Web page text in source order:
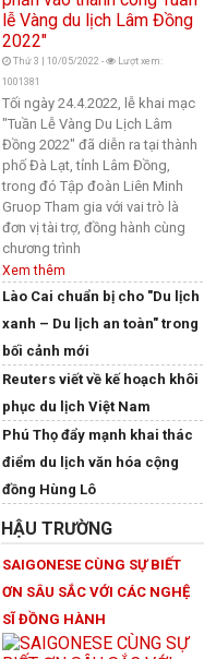
Thứ 3 | 10/05/2022 -
Lượt xem:
1001381
Tối ngày 24.4.2022, lễ khai mạc
"Tuần Lễ Vàng Du Lịch Lâm
Đồng 2022" đã diễn ra tại thành
phố Đà Lạt, tỉnh Lâm Đồng,
trong đó Tập đoàn Liên Minh
Gruop Tham gia với vai trò là
đơn vị tài trợ, đồng hành cùng
chương trình
Xem thêm
Lào Cai chuẩn bị cho "Du lịch
xanh – Du lịch an toàn" trong
bối cảnh mới
Reuters viết về kế hoạch khôi
phục du lịch Việt Nam
Phú Thọ đẩy mạnh khai thác
điểm du lịch văn hóa cộng
đồng Hùng Lô
HẬU TRƯỜNG
SAIGONESE CÙNG SỰ BIẾT
ƠN SÂU SẮC VỚI CÁC NGHỆ
SĨ ĐỒNG HÀNH